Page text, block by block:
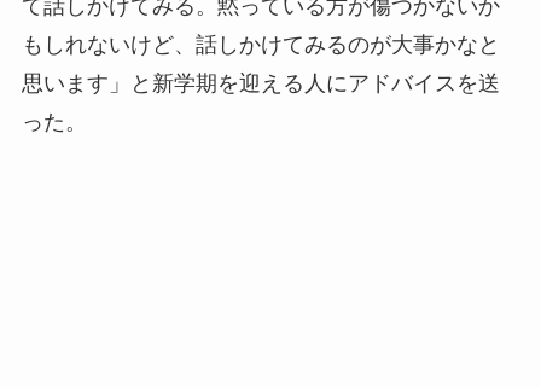
て話しかけてみる。黙っている方が傷つかないか
もしれないけど、話しかけてみるのが大事かなと
思います」と新学期を迎える人にアドバイスを送
った。